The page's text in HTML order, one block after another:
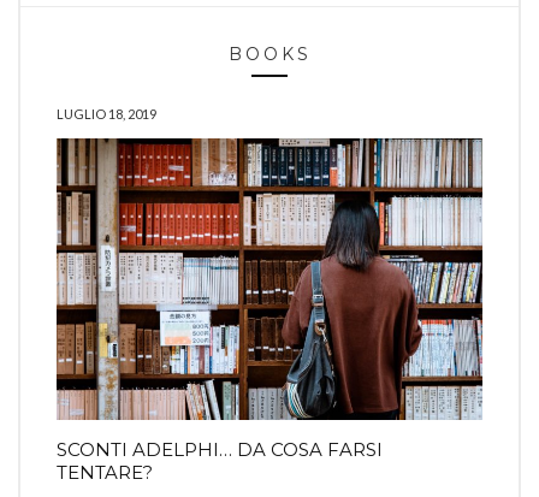
BOOKS
LUGLIO 18, 2019
SCONTI ADELPHI… DA COSA FARSI
TENTARE?